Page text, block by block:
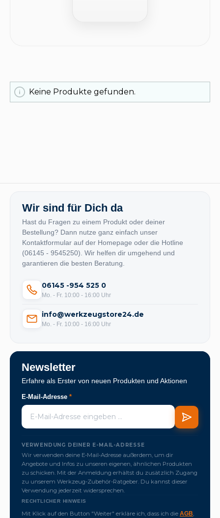
Keine Produkte gefunden.
Wir sind für Dich da
Hast du Fragen zu einem Produkt oder deiner
Bestellung? Dann nutze ganz einfach unser
Kontaktformular auf der Homepage oder die Hotline
(06145 - 9545250). Wir helfen dir umgehend und
garantieren die besten Beratung.
06145 -954 525 0
Mo. - Fr. 10:00 - 16:00 Uhr
info@werkzeugstore24.de
Mo. - Fr. 10:00 - 16:00 Uhr
Newsletter
Erfahre als Erster von neuen Produkten und Aktionen
E-Mail-Adresse *
VERWENDUNG DEINER E-MAIL-ADRESSE
Wir verwenden deine E-Mail-Adresse außerdem, um dir
Angebote und Infos zu unseren eigenen, ähnlichen Produkten
zu schicken. Mit der Anmeldung erhältst du zusätzlich Zugang
zu unserem Werkzeug-Zubehör-Ratgeber. Du kannst dieser
Verwendung jederzeit widersprechen.
RECHTLICHER HINWEIS
Mit Klick auf den Button "Weiter" erkläre ich, dass ich die AGB,